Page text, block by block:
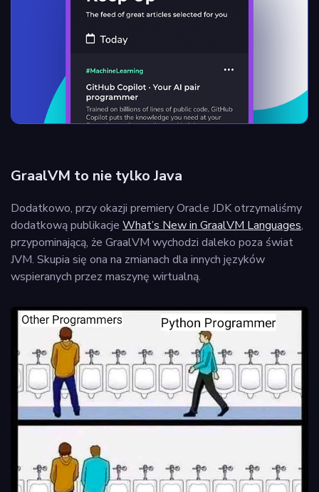
GraalVM to nie tylko Java
Dodatkowo, przy okazji premiery Oracle JDK otrzymaliśmy
dodatkową publikacje What’s New in GraalVM Languages,
przypominającą, że GraalVM wychodzi daleko poza świat
JVM. Skupia się ona na zmianach dla innych języków
wspieranych przez maszynę wirtualną.